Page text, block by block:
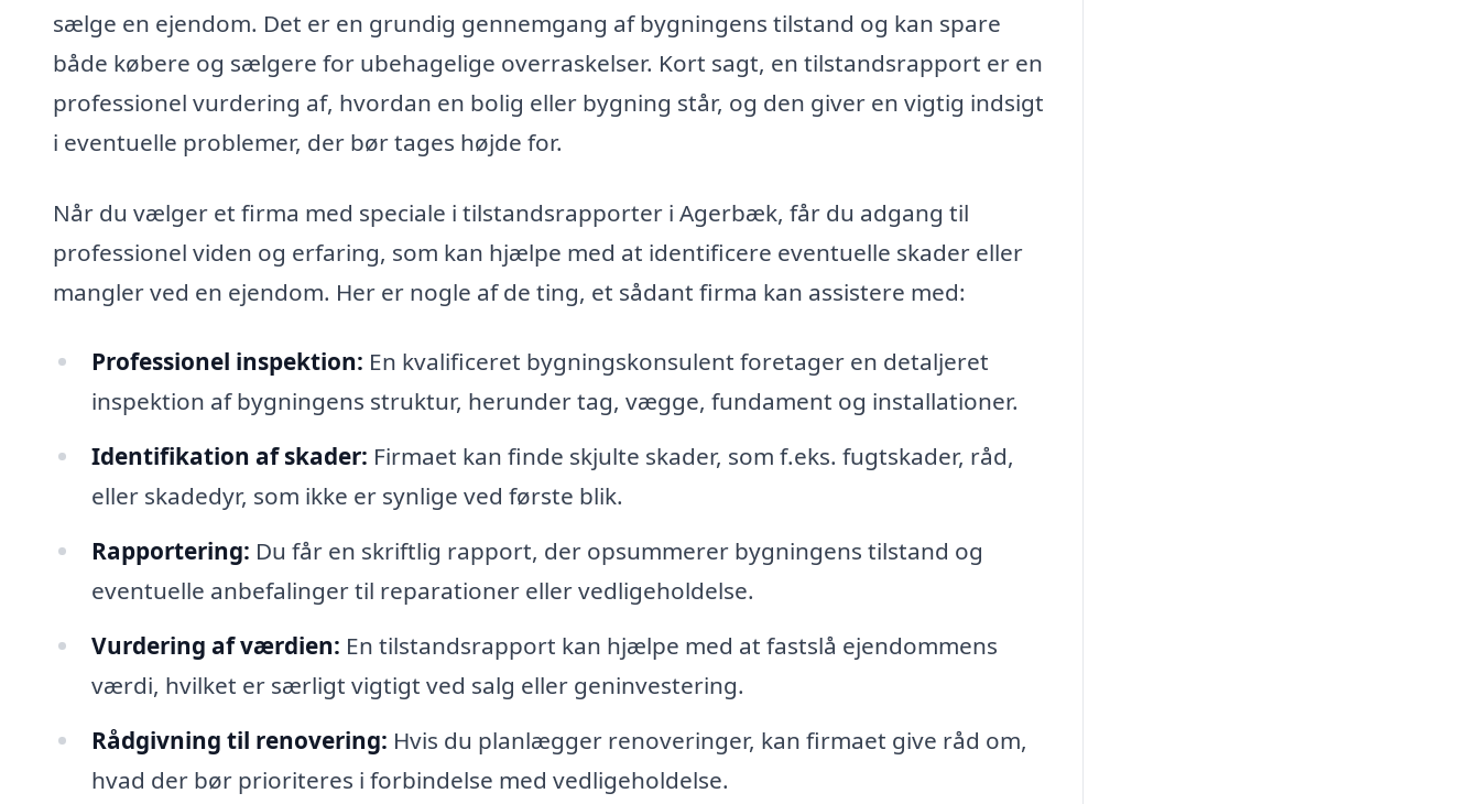
sælge en ejendom. Det er en grundig gennemgang af bygningens tilstand og kan spare
både købere og sælgere for ubehagelige overraskelser. Kort sagt, en tilstandsrapport er en
professionel vurdering af, hvordan en bolig eller bygning står, og den giver en vigtig indsigt
i eventuelle problemer, der bør tages højde for.
Når du vælger et firma med speciale i tilstandsrapporter i Agerbæk, får du adgang til
professionel viden og erfaring, som kan hjælpe med at identificere eventuelle skader eller
mangler ved en ejendom. Her er nogle af de ting, et sådant firma kan assistere med:
Professionel inspektion: En kvalificeret bygningskonsulent foretager en detaljeret
inspektion af bygningens struktur, herunder tag, vægge, fundament og installationer.
Identifikation af skader: Firmaet kan finde skjulte skader, som f.eks. fugtskader, råd,
eller skadedyr, som ikke er synlige ved første blik.
Rapportering: Du får en skriftlig rapport, der opsummerer bygningens tilstand og
eventuelle anbefalinger til reparationer eller vedligeholdelse.
Vurdering af værdien: En tilstandsrapport kan hjælpe med at fastslå ejendommens
værdi, hvilket er særligt vigtigt ved salg eller geninvestering.
Rådgivning til renovering: Hvis du planlægger renoveringer, kan firmaet give råd om,
hvad der bør prioriteres i forbindelse med vedligeholdelse.